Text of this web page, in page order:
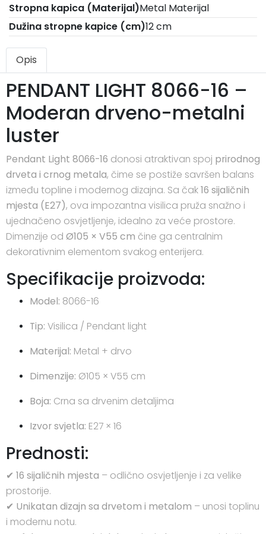
Stropna kapica (Materijal)Metal Materijal
Dužina stropne kapice (cm)12 cm
Opis
PENDANT LIGHT 8066-16 –
Moderan drveno-metalni
luster
Pendant Light 8066-16 donosi atraktivan spoj prirodnog
drveta i crnog metala, čime se postiže savršen balans
između topline i modernog dizajna. Sa čak16 sijaličnih
mjesta (E27), ova impozantna visilica pruža snažno i
ujednačeno osvjetljenje, idealno za veće prostore.
Dimenzije od Ø105 × V55 cm čine ga centralnim
dekorativnim elementom svakog enterijera.
Specifikacije proizvoda:
Model: 8066-16
Tip: Visilica / Pendant light
Materijal: Metal + drvo
Dimenzije: Ø105 × V55 cm
Boja: Crna sa drvenim detaljima
Izvor svjetla: E27 × 16
Prednosti:
✔ 16 sijaličnih mjesta – odlično osvjetljenje i za velike
prostorije.
✔ Unikatan dizajn sa drvetom i metalom – unosi toplinu
i modernu notu.